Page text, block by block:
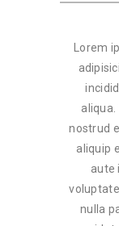
Lorem
aliqua.
nostrud
aliquip
aute
nulla